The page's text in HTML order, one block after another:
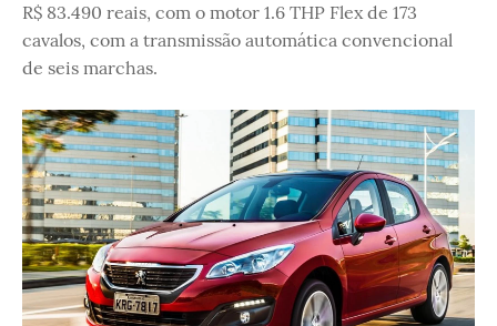
R$ 83.490 reais, com o motor 1.6 THP Flex de 173
cavalos, com a transmissão automática convencional
de seis marchas.